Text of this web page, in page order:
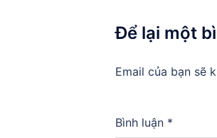
Để lại một
Email của bạn sẽ
Bình luận *